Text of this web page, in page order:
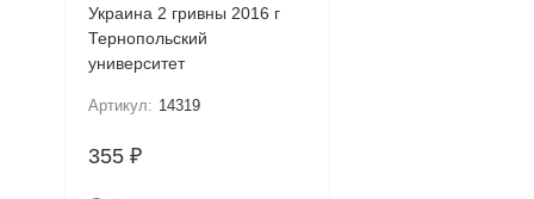
Украина 2 гривны 2016 г
Тернопольский
университет
Артикул: 14319
355 ₽